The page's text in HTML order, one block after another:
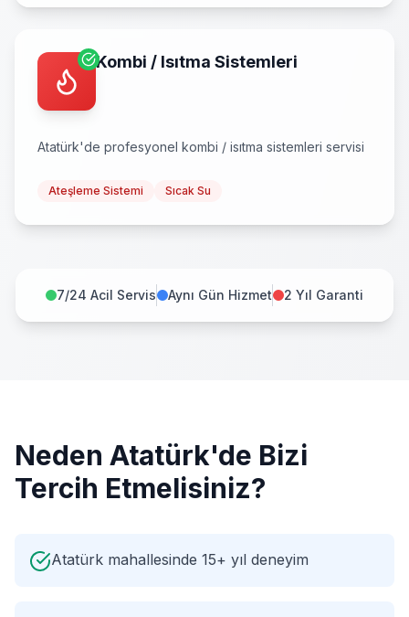
Kombi / Isıtma Sistemleri
Atatürk'de profesyonel kombi / isıtma sistemleri servisi
Ateşleme Sistemi Sıcak Su
7/24 Acil Servis Aynı Gün Hizmet 2 Yıl Garanti
Neden Atatürk'de Bizi
Tercih Etmelisiniz?
Atatürk mahallesinde 15+ yıl deneyim